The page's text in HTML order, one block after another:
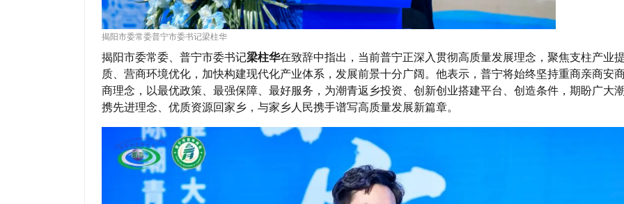
揭阳市委常委普宁市委书记梁柱华
揭阳市委常委、普宁市委书记梁柱华在致辞中指出，当前普宁正深入贯彻高质量发展理念，聚焦支柱产业
质、营商环境优化，加快构建现代化产业体系，发展前景十分广阔。他表示，普宁将始终坚持重商亲商安
商理念，以最优政策、最强保障、最好服务，为潮青返乡投资、创新创业搭建平台、创造条件，期盼广大
携先进理念、优质资源回家乡，与家乡人民携手谱写高质量发展新篇章。